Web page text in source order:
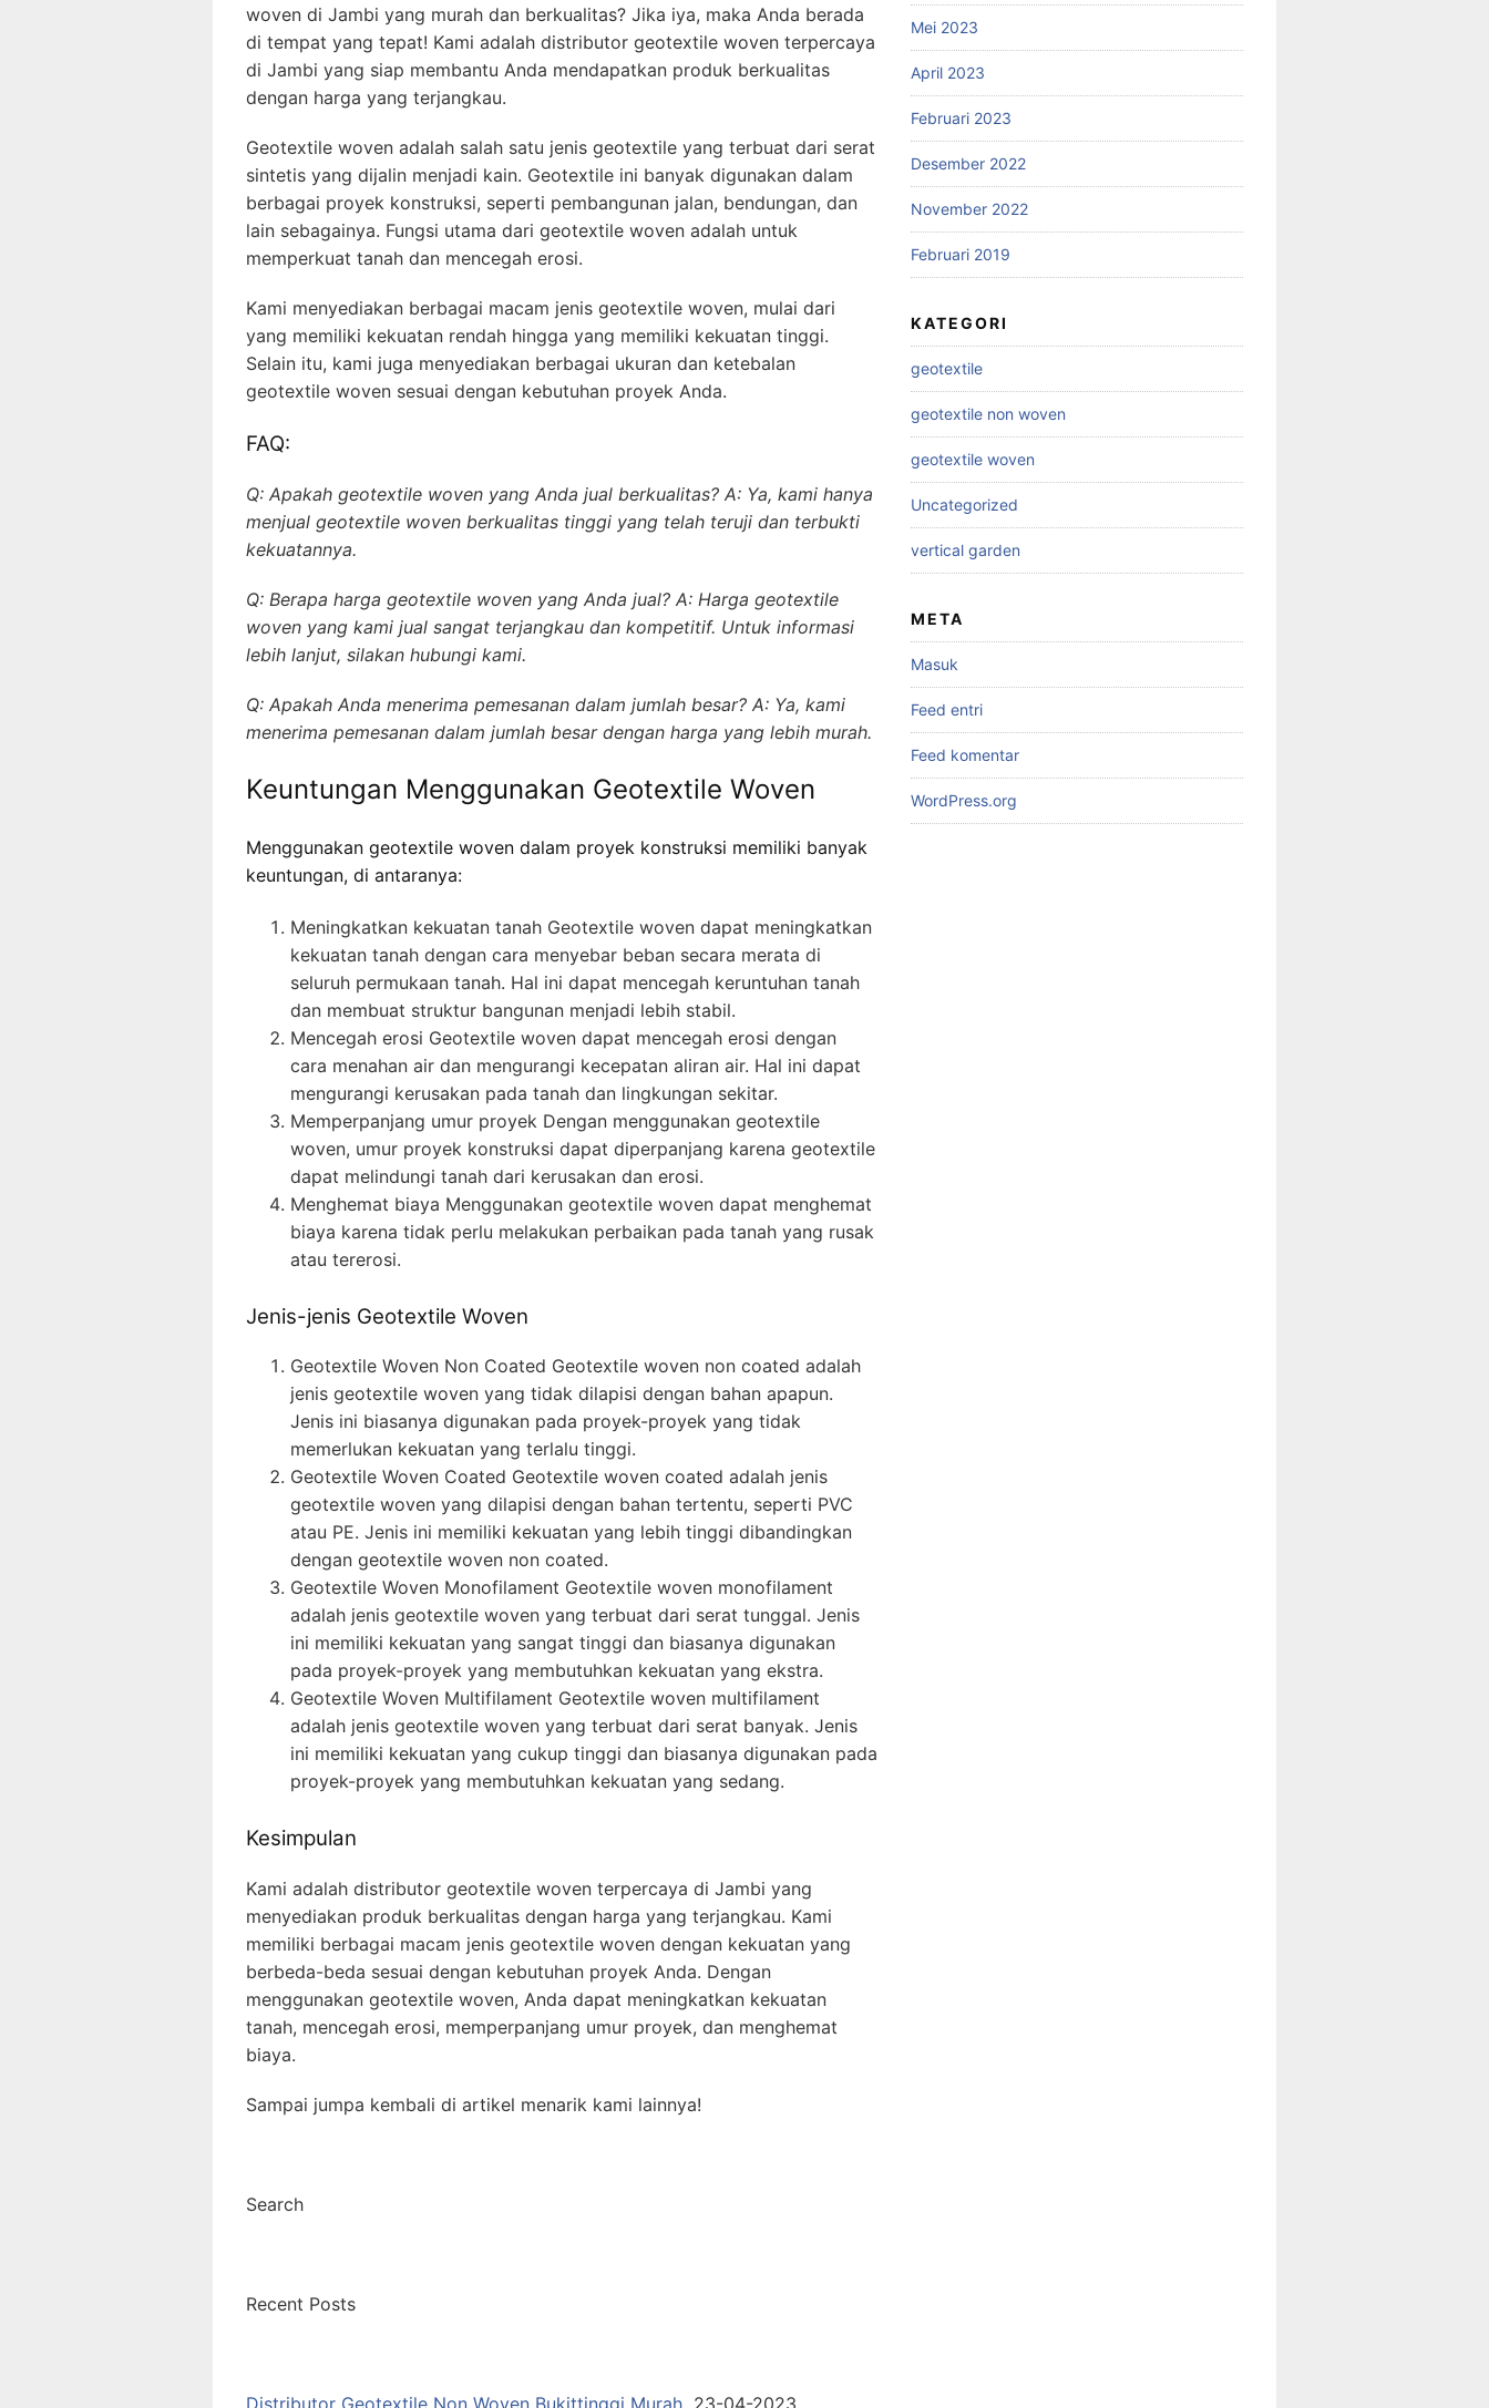
woven di Jambi yang murah dan berkualitas? Jika iya, maka Anda berada
di tempat yang tepat! Kami adalah distributor geotextile woven terpercaya
di Jambi yang siap membantu Anda mendapatkan produk berkualitas
dengan harga yang terjangkau.
Geotextile woven adalah salah satu jenis geotextile yang terbuat dari serat
sintetis yang dijalin menjadi kain. Geotextile ini banyak digunakan dalam
berbagai proyek konstruksi, seperti pembangunan jalan, bendungan, dan
lain sebagainya. Fungsi utama dari geotextile woven adalah untuk
memperkuat tanah dan mencegah erosi.
Kami menyediakan berbagai macam jenis geotextile woven, mulai dari
yang memiliki kekuatan rendah hingga yang memiliki kekuatan tinggi.
Selain itu, kami juga menyediakan berbagai ukuran dan ketebalan
geotextile woven sesuai dengan kebutuhan proyek Anda.
FAQ:
Q: Apakah geotextile woven yang Anda jual berkualitas? A: Ya, kami hanya
menjual geotextile woven berkualitas tinggi yang telah teruji dan terbukti
kekuatannya.
Q: Berapa harga geotextile woven yang Anda jual? A: Harga geotextile
woven yang kami jual sangat terjangkau dan kompetitif. Untuk informasi
lebih lanjut, silakan hubungi kami.
Q: Apakah Anda menerima pemesanan dalam jumlah besar? A: Ya, kami
menerima pemesanan dalam jumlah besar dengan harga yang lebih murah.
Keuntungan Menggunakan Geotextile Woven
Menggunakan geotextile woven dalam proyek konstruksi memiliki banyak
keuntungan, di antaranya:
Meningkatkan kekuatan tanah Geotextile woven dapat meningkatkan
kekuatan tanah dengan cara menyebar beban secara merata di
seluruh permukaan tanah. Hal ini dapat mencegah keruntuhan tanah
dan membuat struktur bangunan menjadi lebih stabil.
Mencegah erosi Geotextile woven dapat mencegah erosi dengan
cara menahan air dan mengurangi kecepatan aliran air. Hal ini dapat
mengurangi kerusakan pada tanah dan lingkungan sekitar.
Memperpanjang umur proyek Dengan menggunakan geotextile
woven, umur proyek konstruksi dapat diperpanjang karena geotextile
dapat melindungi tanah dari kerusakan dan erosi.
Menghemat biaya Menggunakan geotextile woven dapat menghemat
biaya karena tidak perlu melakukan perbaikan pada tanah yang rusak
atau tererosi.
Jenis-jenis Geotextile Woven
Geotextile Woven Non Coated Geotextile woven non coated adalah
jenis geotextile woven yang tidak dilapisi dengan bahan apapun.
Jenis ini biasanya digunakan pada proyek-proyek yang tidak
memerlukan kekuatan yang terlalu tinggi.
Geotextile Woven Coated Geotextile woven coated adalah jenis
geotextile woven yang dilapisi dengan bahan tertentu, seperti PVC
atau PE. Jenis ini memiliki kekuatan yang lebih tinggi dibandingkan
dengan geotextile woven non coated.
Geotextile Woven Monofilament Geotextile woven monofilament
adalah jenis geotextile woven yang terbuat dari serat tunggal. Jenis
ini memiliki kekuatan yang sangat tinggi dan biasanya digunakan
pada proyek-proyek yang membutuhkan kekuatan yang ekstra.
Geotextile Woven Multifilament Geotextile woven multifilament
adalah jenis geotextile woven yang terbuat dari serat banyak. Jenis
ini memiliki kekuatan yang cukup tinggi dan biasanya digunakan pada
proyek-proyek yang membutuhkan kekuatan yang sedang.
Kesimpulan
Kami adalah distributor geotextile woven terpercaya di Jambi yang
menyediakan produk berkualitas dengan harga yang terjangkau. Kami
memiliki berbagai macam jenis geotextile woven dengan kekuatan yang
berbeda-beda sesuai dengan kebutuhan proyek Anda. Dengan
menggunakan geotextile woven, Anda dapat meningkatkan kekuatan
tanah, mencegah erosi, memperpanjang umur proyek, dan menghemat
biaya.
Sampai jumpa kembali di artikel menarik kami lainnya!
Search
Recent Posts
Distributor Geotextile Non Woven Bukittinggi Murah 23-04-2023
Mei 2023
April 2023
Februari 2023
Desember 2022
November 2022
Februari 2019
KATEGORI
geotextile
geotextile non woven
geotextile woven
Uncategorized
vertical garden
META
Masuk
Feed entri
Feed komentar
WordPress.org